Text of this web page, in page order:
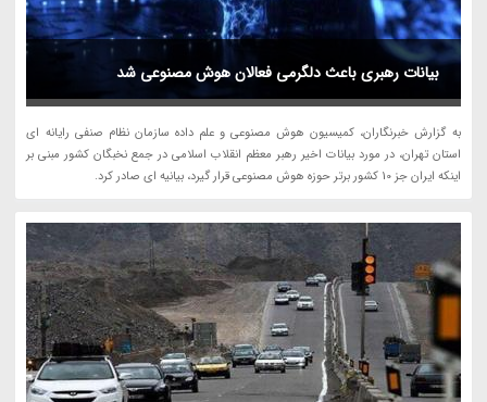
بیانات رهبری باعث دلگرمی فعالان هوش مصنوعی شد
به گزارش خبرنگاران، کمیسیون هوش مصنوعی و علم داده سازمان نظام صنفی رایانه ای
استان تهران، در مورد بیانات اخیر رهبر معظم انقلاب اسلامی در جمع نخبگان کشور مبنی بر
اینکه ایران جز 10 کشور برتر حوزه هوش مصنوعی قرار گیرد، بیانیه ای صادر کرد.